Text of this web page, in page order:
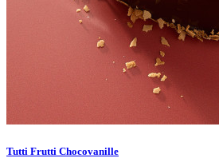
Tutti Frutti Chocovanille